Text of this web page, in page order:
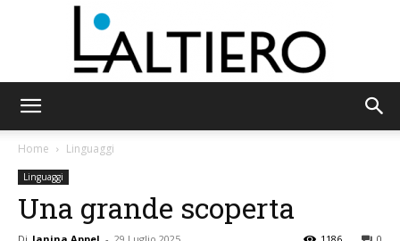
Home
Linguaggi
Linguaggi
Una grande scoperta